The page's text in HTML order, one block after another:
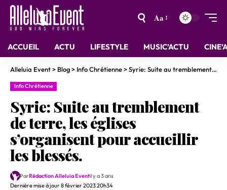
Aa
ACCUEIL ACTU LIFESTYLE MUSIC’ACTU
Alleluia Event> Blog> Info Chrétienne>Syrie: Suite au tremblement de terre, les églises s’organisent pour accueillir les blessés.
Info Chrétienne
Syrie: Suite au tremblement
de terre, les églises
s’organisent pour accueillir
les blessés.
Dernière mise à jour 8 février 2023 20h34
ParRédaction Alleluia Eventil y a 3 ans